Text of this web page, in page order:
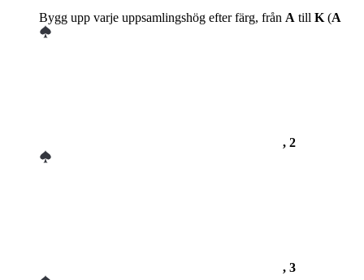
Bygg upp varje uppsamlingshög efter färg, från A till K(A
, 2
, 3